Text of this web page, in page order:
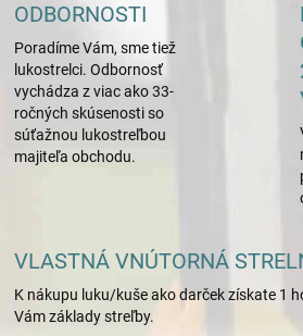
ODBORNOSTI
Poradíme Vám, sme tiež
lukostrelci. Odbornosť
vychádza z viac ako 33-
ročných skúsenosti so
súťažnou lukostreľbou
majiteľa obchodu.
VLASTNÁ VNÚTORNÁ
K nákupu luku/kuše ako darček získate 1
Vám základy streľby.